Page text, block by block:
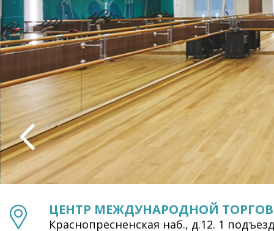
ЦЕНТР МЕЖДУНАРОДНОЙ
Краснопресненская наб., д.12. 1